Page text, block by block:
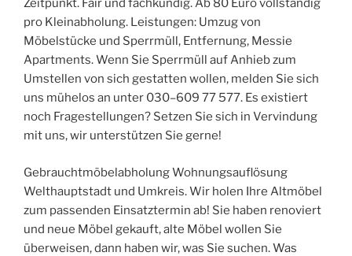
Zeitpunkt. Fair und fachkundig. Ab 80 Euro vollständig
pro Kleinabholung. Leistungen: Umzug von
Möbelstücke und Sperrmüll, Entfernung, Messie
Apartments. Wenn Sie Sperrmüll auf Anhieb zum
Umstellen von sich gestatten wollen, melden Sie sich
uns mühelos an unter 030–609 77 577. Es existiert
noch Fragestellungen? Setzen Sie sich in Vervindung
mit uns, wir unterstützen Sie gerne!
Gebrauchtmöbelabholung Wohnungsauflösung
Welthauptstadt und Umkreis. Wir holen Ihre Altmöbel
zum passenden Einsatztermin ab! Sie haben renoviert
und neue Möbel gekauft, alte Möbel wollen Sie
überweisen, dann haben wir, was Sie suchen. Was